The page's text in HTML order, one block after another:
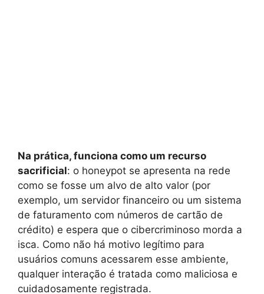
Na prática, funciona como um recurso
sacrificial: o honeypot se apresenta na rede
como se fosse um alvo de alto valor (por
exemplo, um servidor financeiro ou um sistema
de faturamento com números de cartão de
crédito) e espera que o cibercriminoso morda a
isca. Como não há motivo legítimo para
usuários comuns acessarem esse ambiente,
qualquer interação é tratada como maliciosa e
cuidadosamente registrada.